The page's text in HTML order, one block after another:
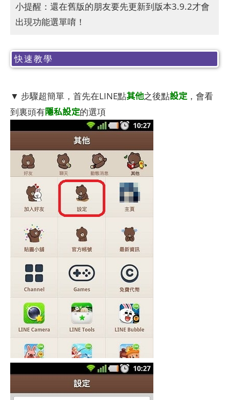
小提醒：還在舊版的朋友要先更新到版本3.9.2才會
出現功能選單唷！
快速教學
▼ 步驟超簡單，首先在LINE點其他之後點設定，會看
到裏頭有隱私設定的選項